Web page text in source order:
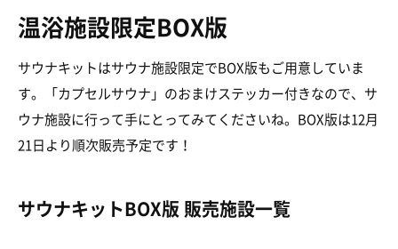
温浴施設限定BOX版
サウナキットはサウナ施設限定でBOX版もご用意していま
す。「カプセルサウナ」のおまけステッカー付きなので、サ
ウナ施設に行って手にとってみてくださいね。BOX版は12月
21日より順次販売予定です！
サウナキットBOX版 販売施設一覧